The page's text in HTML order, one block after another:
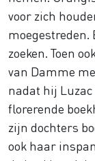
voor zich
moegestreden.
zoeken. Toen
van Damme
nadat hij Luzac
florerende
zijn dochters
ook haar